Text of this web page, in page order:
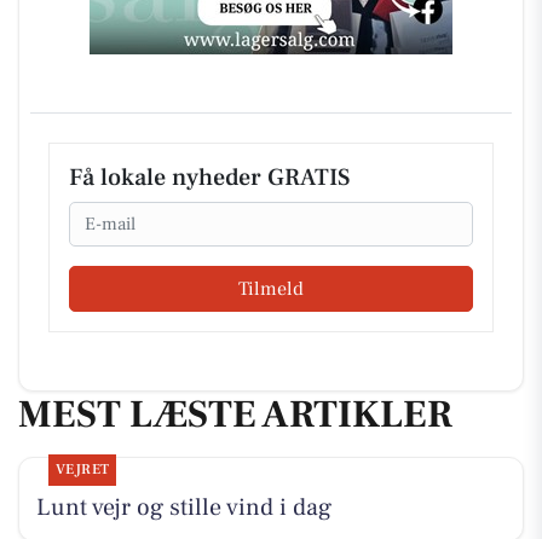
Få lokale nyheder GRATIS
Email
Tilmeld
MEST LÆSTE ARTIKLER
VEJRET
Lunt vejr og stille vind i dag